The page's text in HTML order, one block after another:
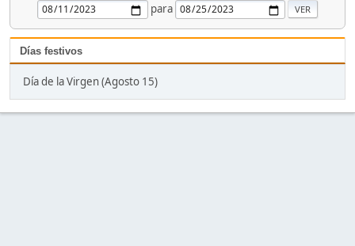
para
Días festivos
Día de la Virgen (Agosto 15)